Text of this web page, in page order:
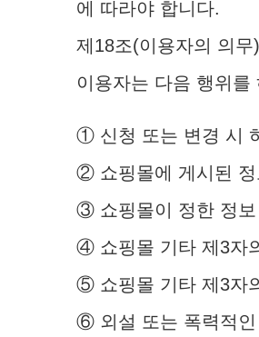
에 따라야 합니다.
제18조(이용자의 의무)
이용자는 다음 행위
① 신청 또는 변경 시
② 쇼핑몰에 게시된 정
③ 쇼핑몰이 정한 정보
④ 쇼핑몰 기타 제3자
⑤ 쇼핑몰 기타 제3자
⑥ 외설 또는 폭력적인